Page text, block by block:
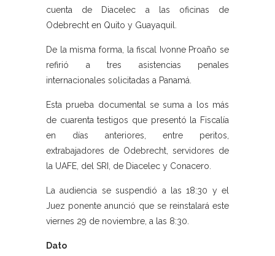
cuenta de Diacelec a las oficinas de
Odebrecht en Quito y Guayaquil.
De la misma forma, la fiscal Ivonne Proaño se
refirió a tres asistencias penales
internacionales solicitadas a Panamá.
Esta prueba documental se suma a los más
de cuarenta testigos que presentó la Fiscalía
en días anteriores, entre peritos,
extrabajadores de Odebrecht, servidores de
la UAFE, del SRI, de Diacelec y Conacero.
La audiencia se suspendió a las 18:30 y el
Juez ponente anunció que se reinstalará este
viernes 29 de noviembre, a las 8:30.
Dato